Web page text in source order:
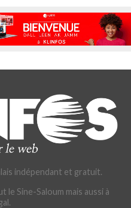
indépendant et gratuit.
le Sine-Saloum mais aussi à